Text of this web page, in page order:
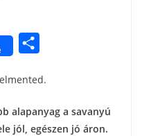
a
e
alapanyag a savanyú
jól, egészen jó áron.